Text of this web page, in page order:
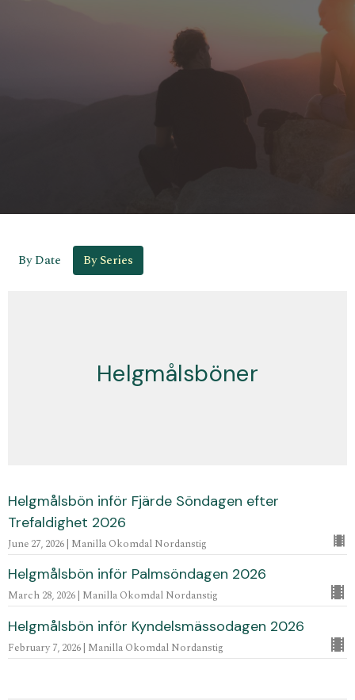
By Date By Series
Helgmålsböner
Helgmålsbön inför Fjärde Söndagen efter
Trefaldighet 2026
June 27, 2026 | Manilla Okomdal Nordanstig
Helgmålsbön inför Palmsöndagen 2026
March 28, 2026 | Manilla Okomdal Nordanstig
Helgmålsbön inför Kyndelsmässodagen 2026
February 7, 2026 | Manilla Okomdal Nordanstig